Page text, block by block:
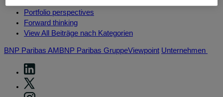
Portfolio perspectives
Forward thinking
View All Beiträge nach Kategorien
BNP Paribas AM BNP Paribas GruppeViewpoint Unternehmen